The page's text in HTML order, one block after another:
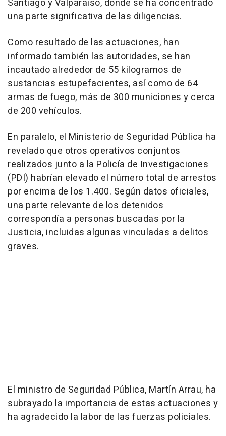
Santiago y Valparaíso, donde se ha concentrado
una parte significativa de las diligencias.
Como resultado de las actuaciones, han
informado también las autoridades, se han
incautado alrededor de 55 kilogramos de
sustancias estupefacientes, así como de 64
armas de fuego, más de 300 municiones y cerca
de 200 vehículos.
En paralelo, el Ministerio de Seguridad Pública ha
revelado que otros operativos conjuntos
realizados junto a la Policía de Investigaciones
(PDI) habrían elevado el número total de arrestos
por encima de los 1.400. Según datos oficiales,
una parte relevante de los detenidos
correspondía a personas buscadas por la
Justicia, incluidas algunas vinculadas a delitos
graves.
El ministro de Seguridad Pública, Martín Arrau, ha
subrayado la importancia de estas actuaciones y
ha agradecido la labor de las fuerzas policiales.